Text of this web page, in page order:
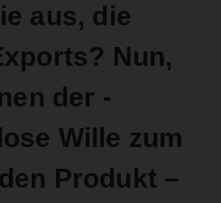
aus, die
Nun,
der
Wille zum
Produkt –